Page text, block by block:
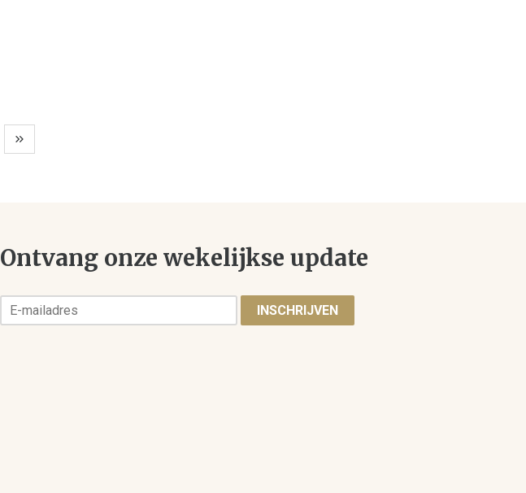
Ontvang onze wekelijkse update
INSCHRIJVEN